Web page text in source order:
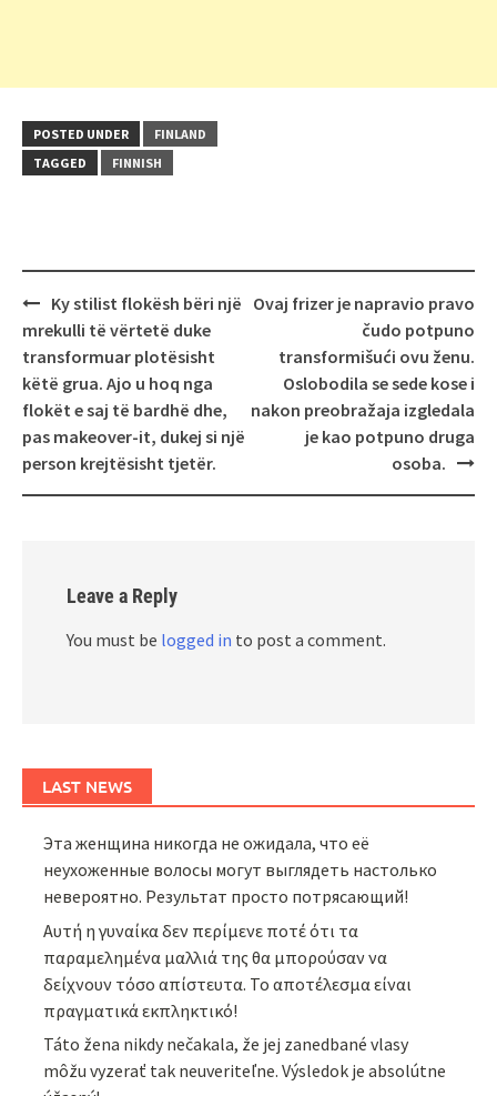
POSTED UNDER
FINLAND
TAGGED
FINNISH
Post
navigation
Ky stilist flokësh bëri një
mrekulli të vërtetë duke
transformuar plotësisht
këtë grua. Ajo u hoq nga
flokët e saj të bardhë dhe,
pas makeover-it, dukej si një
person krejtësisht tjetër.
Ovaj frizer je napravio pravo
čudo potpuno
transformišući ovu ženu.
Oslobodila se sede kose i
nakon preobražaja izgledala
je kao potpuno druga
osoba.
Leave a Reply
You must be logged in to post a comment.
LAST NEWS
Эта женщина никогда не ожидала, что её
неухоженные волосы могут выглядеть настолько
невероятно. Результат просто потрясающий!
Αυτή η γυναίκα δεν περίμενε ποτέ ότι τα
παραμελημένα μαλλιά της θα μπορούσαν να
δείχνουν τόσο απίστευτα. Το αποτέλεσμα είναι
πραγματικά εκπληκτικό!
Táto žena nikdy nečakala, že jej zanedbané vlasy
môžu vyzerať tak neuveriteľne. Výsledok je absolútne